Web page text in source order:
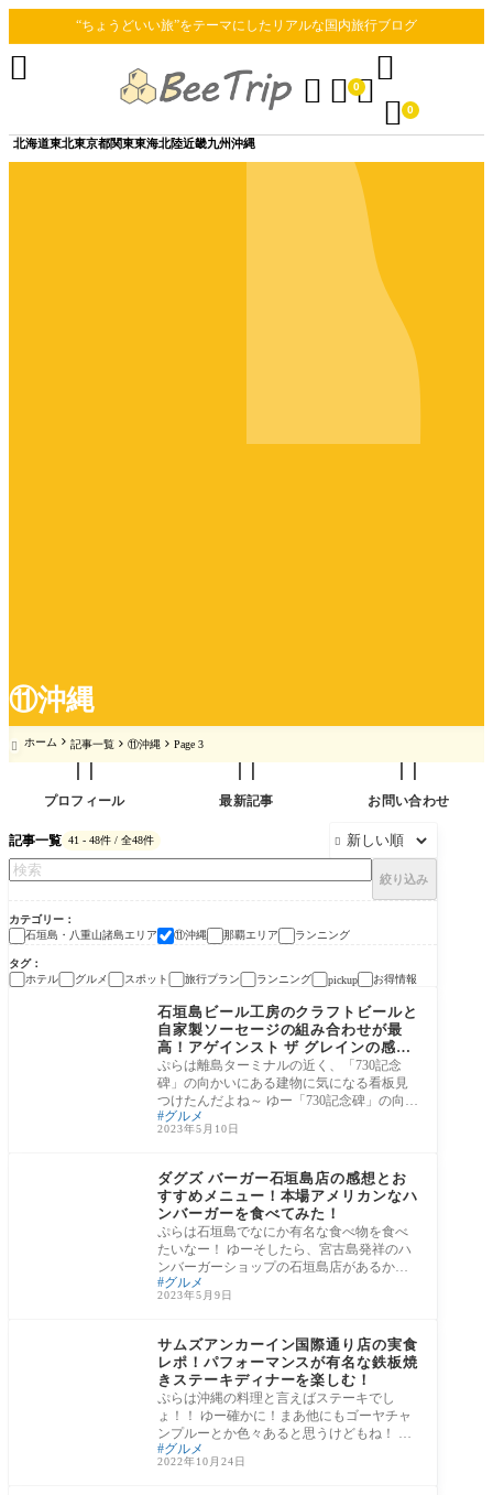
⑪沖縄
“ちょうどいい旅”をテーマにしたリアルな国内旅行ブログ
北海道東北東京都関東東海北陸近畿九州沖縄
  0

 0

 ホーム 記事一覧 ⑪沖縄 Page 3

プロフィール

最新記事

お問い合わせ
記事一覧 41 - 48件 / 全48件 
絞り込み
カテゴリー
石垣島・八重山諸島エリア
⑪沖縄 那覇エリア ランニング
タグ
ホテル
グルメ スポット 旅行プラン ランニング pickup お得情報
石垣島・八重山諸島エ
石垣島ビール工房のクラフトビールと
自家製ソーセージの組み合わせが最
高！アゲインスト ザ グレインの感想
と実食レポート！
ぷらは離島ターミナルの近く、「730記念
碑」の向かいにある建物に気になる看板見
つけたんだよね～ ゆー「730記念碑」の向か
い…、
グルメ
2023年5月10日
ダグズ バーガー石垣島店の感想とお
すすめメニュー！本場アメリカンなハ
ンバーガーを食べてみた！
ぷらは石垣島でなにか有名な食べ物を食べ
たいなー！ ゆーそしたら、宮古島発祥のハ
ンバーガーショップの石垣島店があるから
ここ
グルメ
2023年5月9日
サムズアンカーイン国際通り店の実食
レポ！パフォーマンスが有名な鉄板焼
きステーキディナーを楽しむ！
ぷらは沖縄の料理と言えばステーキでし
ょ！！ ゆー確かに！まあ他にもゴーヤチャ
ンプルーとか色々あると思うけどもね！ ぷ
らはと
グルメ
2022年10月24日